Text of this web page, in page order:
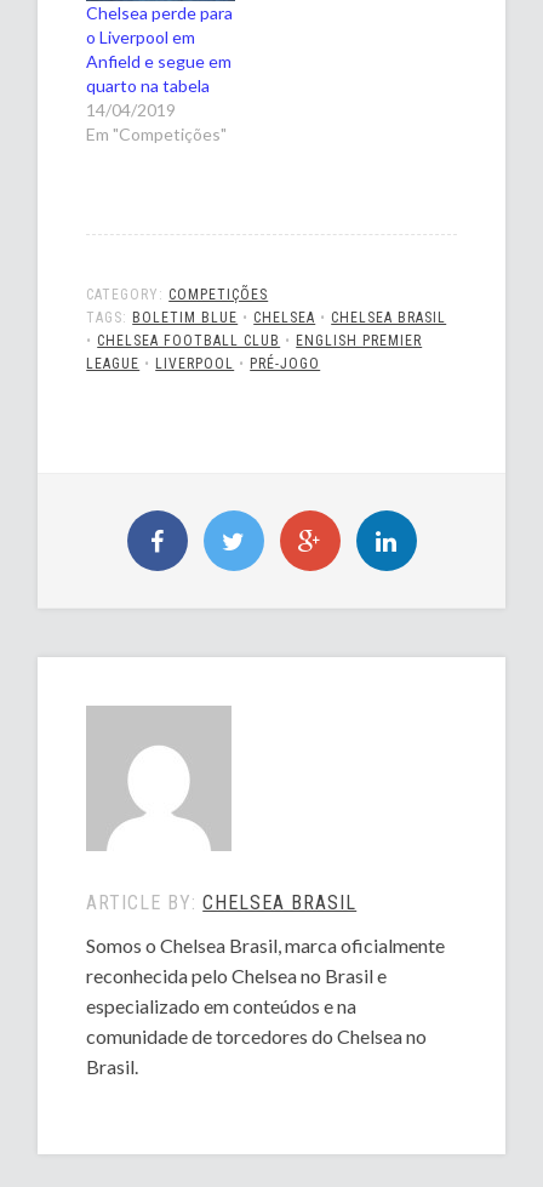
Chelsea perde para
o Liverpool em
Anfield e segue em
quarto na tabela
14/04/2019
Em "Competições"
CATEGORY: COMPETIÇÕES
TAGS: BOLETIM BLUE • CHELSEA • CHELSEA BRASIL
• CHELSEA FOOTBALL CLUB • ENGLISH PREMIER
LEAGUE • LIVERPOOL • PRÉ-JOGO
ARTICLE BY:CHELSEA BRASIL
Somos o Chelsea Brasil, marca oficialmente
reconhecida pelo Chelsea no Brasil e
especializado em conteúdos e na
comunidade de torcedores do Chelsea no
Brasil.